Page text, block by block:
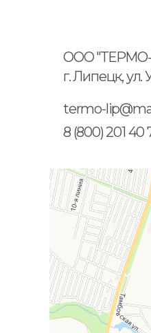
ООО
г. Липецк, ул.
termo-
8 (800) 201 40